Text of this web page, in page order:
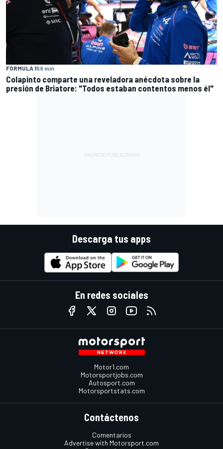
FÓRMULA 159 min
Colapinto comparte una reveladora anécdota sobre la
presión de Briatore: "Todos estaban contentos menos él"
Descarga tus apps
En redes sociales
Motor1.com
Motorsportjobs.com
Autosport.com
Motorsportstats.com
Contáctenos
Comentarios
Advertise with Motorsport.com